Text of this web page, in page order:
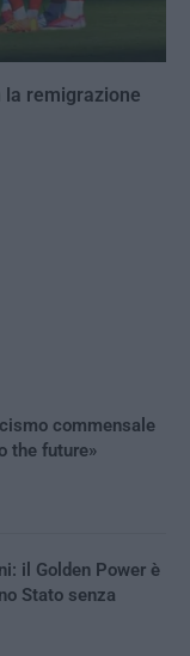
la remigrazione
commensale
the future»
il Golden Power è
Stato senza